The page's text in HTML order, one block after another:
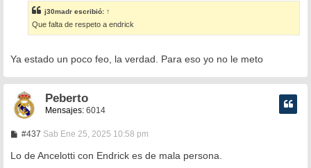
s
a
j
e
j30madr escribió: ↑
Que falta de respeto a endrick
Ya estado un poco feo, la verdad. Para eso yo no le meto
Peberto
Mensajes: 6014
#437M
n
s
Sab Ene 25, 2025 10:58 pm
Lo de Ancelotti con Endrick es de mala persona.